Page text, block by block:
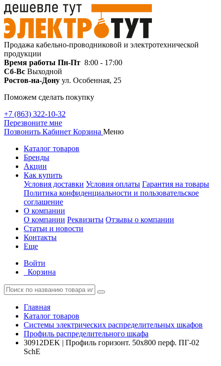
Продажа кабельно-проводниковой и электротехнической
продукции
Время работы Пн-Пт 8:00 - 17:00
Сб-Вс Выходной
Ростов-на-Дону ул. Особенная, 25
Поможем сделать покупку
+7 (863) 322-10-32
Перезвоните мне
Позвонить Кабинет Корзина Меню
Каталог товаров
Бренды
Акции
Как купить
Условия доставки Условия оплаты Гарантия на товары
Политика конфиденциальности и пользовательское
соглашение
О компании
О компании Реквизиты Отзывы о компании
Статьи и новости
Контакты
Еще
Войти
Корзина
Главная
Каталог товаров
Системы электрических распределительных шкафов
Профиль распределительного шкафа
30912DEK | Профиль горизонт. 50х800 перф. ПГ-02
SchE